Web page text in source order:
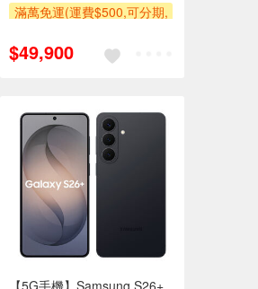
滿萬免運(運費$500,可分期,
萬元及使用6期以上分期0利
率,需付基本安裝運費)
$49,900
【5G手機】Samsung S26+